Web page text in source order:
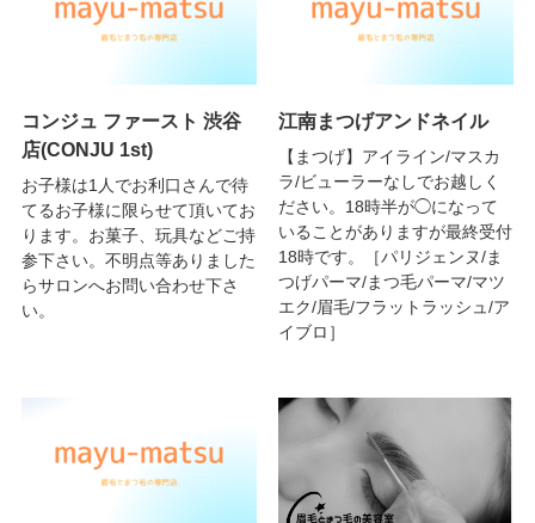
コンジュ ファースト 渋谷
店(CONJU 1st)
お子様は1人でお利口さんで待
てるお子様に限らせて頂いてお
ります。お菓子、玩具などご持
参下さい。不明点等ありました
らサロンへお問い合わせ下さ
い。
江南まつげアンドネイル
【まつげ】アイライン/マスカ
ラ/ビューラーなしでお越しく
ださい。18時半が◯になって
いることがありますが最終受付
18時です。［パリジェンヌ/ま
つげパーマ/まつ毛パーマ/マツ
エク/眉毛/フラットラッシュ/ア
イブロ］